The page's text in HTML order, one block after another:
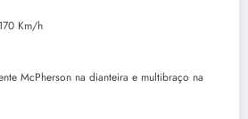
170 Km/h
McPherson na dianteira e multibraço na